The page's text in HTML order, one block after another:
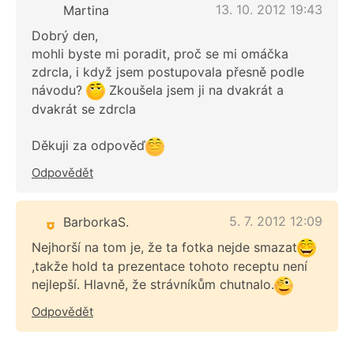
Martina
13. 10. 2012 19:43
Dobrý den,
mohli byste mi poradit, proč se mi omáčka
zdrcla, i když jsem postupovala přesně podle
návodu?
Zkoušela jsem ji na dvakrát a
dvakrát se zdrcla
Děkuji za odpověď
Odpovědět
BarborkaS.
5. 7. 2012 12:09
Nejhorší na tom je, že ta fotka nejde smazat
,takže hold ta prezentace tohoto receptu není
nejlepší. Hlavně, že strávníkům chutnalo.
Odpovědět